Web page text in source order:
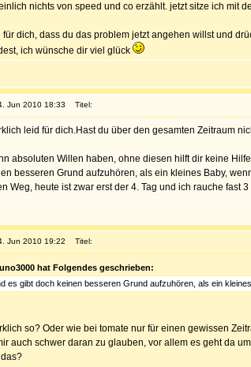
nichts von speed und co erzählt. jetzt sitze ich mit
für dich, dass du das problem jetzt angehen willst und
ich wünsche dir viel glück
Jun 2010 18:33 Titel:
leid für dich.Hast du über den gesamten Zeitraum
absoluten Willen haben, ohne diesen hilft dir keine
besseren Grund aufzuhören, als ein kleines Baby,
Weg, heute ist zwar erst der 4. Tag und ich rauche fast
Jun 2010 19:22 Titel:
hat Folgendes geschrieben:
es gibt doch keinen besseren Grund aufzuhören, als ein
so? Oder wie bei tomate nur für einen gewissen
auch schwer daran zu glauben, vor allem es geht da